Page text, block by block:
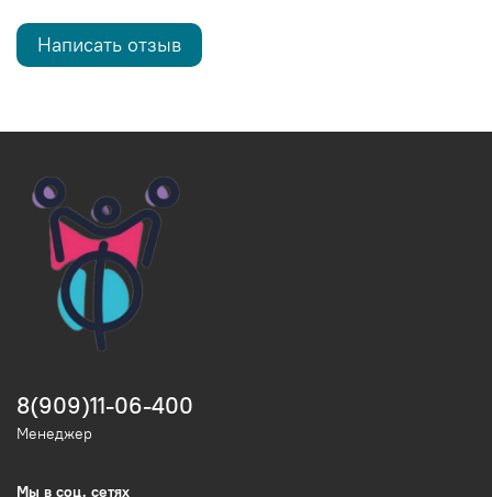
Написать отзыв
8(909)11-06-400
Менеджер
Мы в соц. сетях